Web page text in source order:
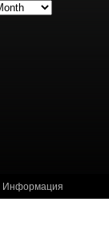
Информация